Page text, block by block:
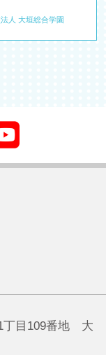
人 大垣総合学園
丁目109番地 大